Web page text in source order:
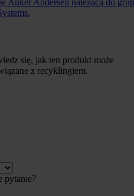
się, jak ten produkt może
z recyklingiem.
pytanie?